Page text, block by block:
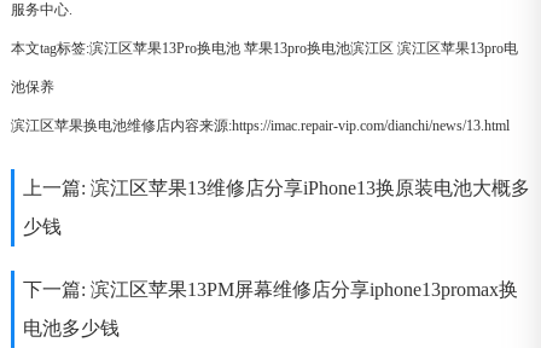
服务中心.
本文tag标签:滨江区苹果13Pro换电池 苹果13pro换电池滨江区 滨江区苹果13pro电
池保养
滨江区苹果换电池维修店内容来源:https://imac.repair-vip.com/dianchi/news/13.html
上一篇: 滨江区苹果13维修店分享iPhone13换原装电池大概多
少钱
下一篇: 滨江区苹果13PM屏幕维修店分享iphone13promax换
电池多少钱